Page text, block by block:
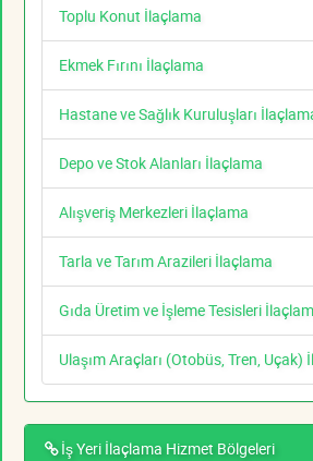
Toplu Konut İlaçlama
Ekmek Fırını İlaçlama
Hastane ve Sağlık Kuruluşları
Depo ve Stok Alanları İlaçlama
Alışveriş Merkezleri İlaçlama
Tarla ve Tarım Arazileri İlaçlama
Gıda Üretim ve İşleme Tesisleri
Ulaşım Araçları (Otobüs, Tren, Uçak)
İş Yeri İlaçlama Hizmet Bölgeleri